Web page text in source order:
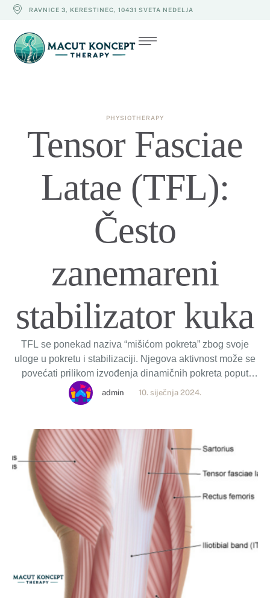
RAVNICE 3, KERESTINEC, 10431 SVETA NEDELJA
PHYSIOTHERAPY
Tensor Fasciae
Latae (TFL):
Često
zanemareni
stabilizator kuka
TFL se ponekad naziva “mišićom pokreta” zbog svoje
uloge u pokretu i stabilizaciji. Njegova aktivnost može se
povećati prilikom izvođenja dinamičnih pokreta poput
skakanja ili trčanja.
admin 10. siječnja 2024.